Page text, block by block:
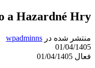
a Hazardné Hry
منتشر شده در wpadminns
01/04/1405
فعال 01/04/1405